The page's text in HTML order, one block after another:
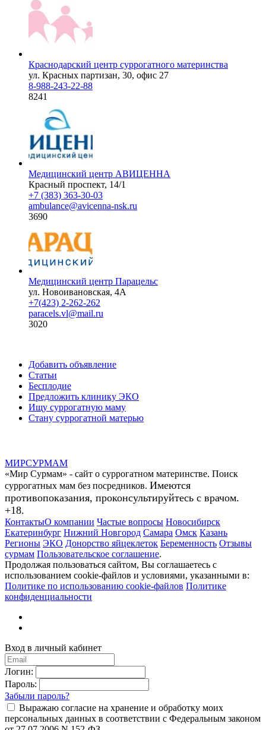
Краснодарский центр суррогатного материнства
ул. Красных партизан, 30, офис 27
8-988-243-22-88
8241
Медицинский центр АВИЦЕННА
Красный проспект, 14/1
+7 (383) 363-30-03
ambulance@avicenna-nsk.ru
3690
Медицинский центр Парацельс
ул. Новоивановская, 4А
+7(423) 2-262-262
paracels.vl@mail.ru
3020
Добавить объявление
Статьи
Бесплодие
Предложить клинику ЭКО
Ищу суррогатную маму
Стану суррогатной матерью
МИРСУРМАМ
«Мир Сурмам» - сайт о суррогатном материнстве. Поиск
суррогатных мам без посредников. Имеются
противопоказания, проконсультируйтесь с врачом.
+18.
КонтактыО компании Частые вопросы Новосибирск
Екатеринбург Нижний Новгород Самара Омск Казань
Регионы ЭКО Донорство яйцеклеток Беременность Отзывы
сурмам Пользовательское соглашение.
Продолжая пользоваться сайтом, Вы соглашаетесь с
использованием cookie-файлов и условиями, указанными в:
Политике по использованию cookie-файлов Политике
конфиденциальности
Вход в личный кабинет
Логин:
Пароль:
Забыли пароль?
Выражаю согласие на хранение и обработку моих
персональных данных в соответствии с Федеральным законом